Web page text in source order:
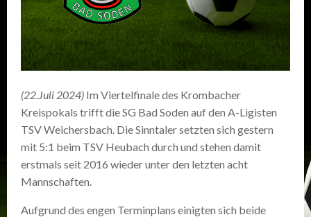
(22.Juli 2024) Im Viertelfinale des Krombacher
Kreispokals trifft die SG Bad Soden auf den A-Ligisten
TSV Weichersbach. Die Sinntaler setzten sich gestern
mit 5:1 beim TSV Heubach durch und stehen damit
erstmals seit 2016 wieder unter den letzten acht
Mannschaften.
Aufgrund des engen Terminplans einigten sich beide